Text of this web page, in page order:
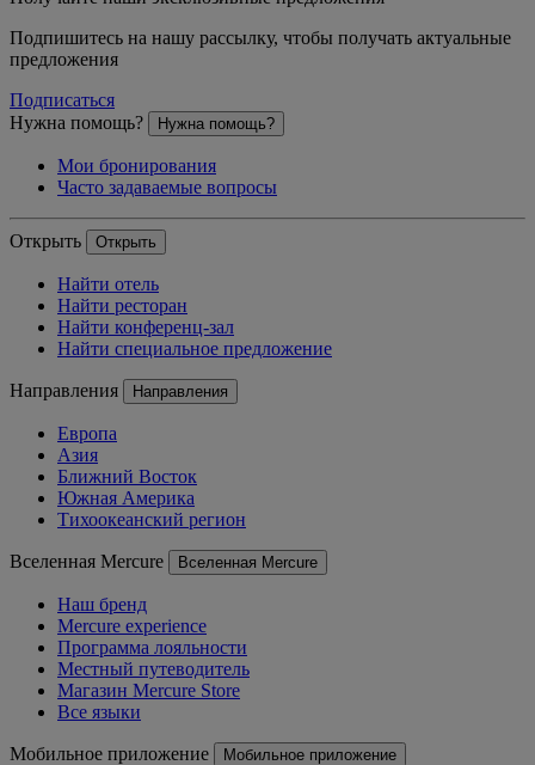
Подпишитесь на нашу рассылку, чтобы получать актуальные
предложения
Подписаться
Нужна помощь?
Нужна помощь?
Мои бронирования
Часто задаваемые вопросы
Открыть Открыть
Найти отель
Найти ресторан
Найти конференц-зал
Найти специальное предложение
Направления Направления
Европа
Азия
Ближний Восток
Южная Америка
Тихоокеанский регион
Вселенная Mercure Вселенная Mercure
Наш бренд
Mercure experience
Программа лояльности
Местный путеводитель
Магазин Mercure Store
Все языки
Мобильное приложение Мобильное приложение